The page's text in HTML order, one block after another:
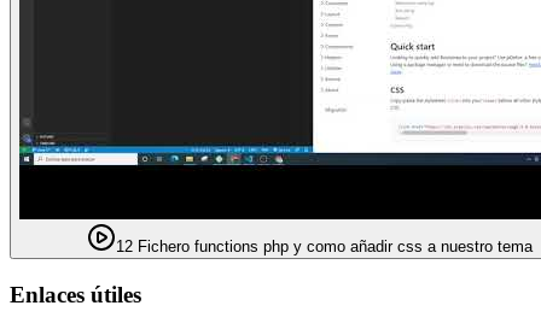
12 Fichero functions php y como añadir css a nuestro tema
Enlaces útiles